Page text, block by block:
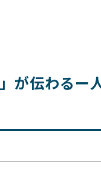
が伝わる